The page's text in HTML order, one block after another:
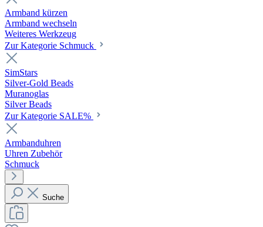
Armband kürzen
Armband wechseln
Weiteres Werkzeug
Zur Kategorie Schmuck
SimStars
Silver-Gold Beads
Muranoglas
Silver Beads
Zur Kategorie SALE%
Armbanduhren
Uhren Zubehör
Schmuck
Suche